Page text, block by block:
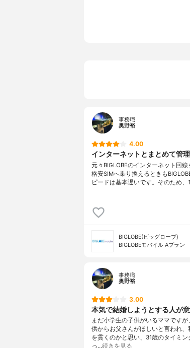
事務職
奥野裕
4.00
インターネットとまとめて管
元々BIGLOBEのインターネット回線
格安SIMへ乗り換えるときも
ピードは基本遅いです。そのため、
BIGLOBE(ビッグローブ)
BIGLOBEモバイル Aプラン
事務職
奥野裕
3.00
本気で結婚しようとする人が
まだ小学生の子供がいるママです
供からお父さんがほしいと言われ
を貫くのかと思い、31歳のタイミ
っ…続きを見る